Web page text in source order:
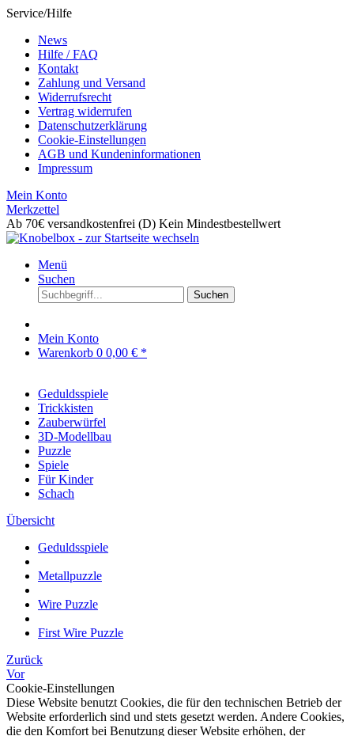
Service/Hilfe
News
Hilfe / FAQ
Kontakt
Zahlung und Versand
Widerrufsrecht
Vertrag widerrufen
Datenschutzerklärung
Cookie-Einstellungen
AGB und Kundeninformationen
Impressum
Mein Konto
Merkzettel
Ab 70€ versandkostenfrei (D) Kein Mindestbestellwert
Menü
Suchen
Suchen
Mein Konto
Warenkorb 0 0,00 € *
Geduldsspiele
Trickkisten
Zauberwürfel
3D-Modellbau
Puzzle
Spiele
Für Kinder
Schach
Übersicht
Geduldsspiele
Metallpuzzle
Wire Puzzle
First Wire Puzzle
Zurück
Vor
Cookie-Einstellungen
Diese Website benutzt Cookies, die für den technischen Betrieb der
Website erforderlich sind und stets gesetzt werden. Andere Cookies,
die den Komfort bei Benutzung dieser Website erhöhen, der